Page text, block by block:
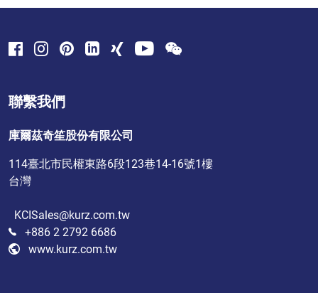
聯繫我們
庫爾茲奇笙股份有限公司
114臺北市民權東路6段123巷14-16號1樓
台灣
KCISales@kurz.com.tw
+886 2 2792 6686
www.kurz.com.tw